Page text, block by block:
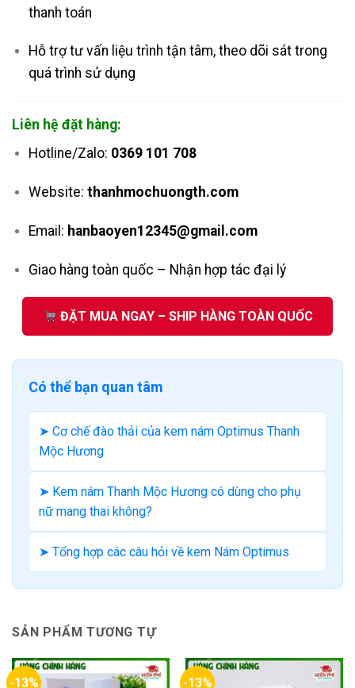
thanh toán
Hỗ trợ tư vấn liệu trình tận tâm, theo dõi sát trong
quá trình sử dụng
Liên hệ đặt hàng:
Hotline/Zalo: 0369 101 708
Website: thanhmochuongth.com
Email: hanbaoyen12345@gmail.com
Giao hàng toàn quốc – Nhận hợp tác đại lý
ĐẶT MUA NGAY – SHIP HÀNG TOÀN QUỐC
Có thể bạn quan tâm
➤ Cơ chế đào thải của kem nám Optimus Thanh
Mộc Hương
➤ Kem nám Thanh Mộc Hương có dùng cho phụ
nữ mang thai không?
➤ Tổng hợp các câu hỏi về kem Nám Optimus
SẢN PHẨM TƯƠNG TỰ
-13% -13%